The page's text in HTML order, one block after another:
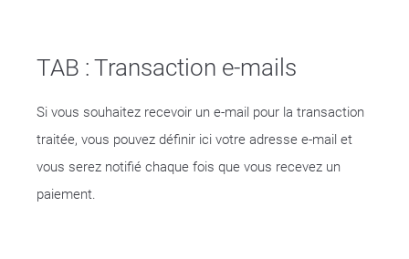
TAB : Transaction e-mails
Si vous souhaitez recevoir un e-mail pour la transaction
traitée, vous pouvez définir ici votre adresse e-mail et
vous serez notifié chaque fois que vous recevez un
paiement.